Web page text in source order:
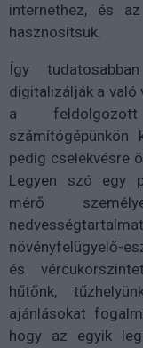
internethez, és
hasznosítsuk.
Így
digitalizálják a való
a feldolgozott
számítógépünkön
pedig cselekvésre
Legyen szó egy
mérő
növényfelügyelő-
és
hűtőnk,
ajánlásokat
hogy az egyik